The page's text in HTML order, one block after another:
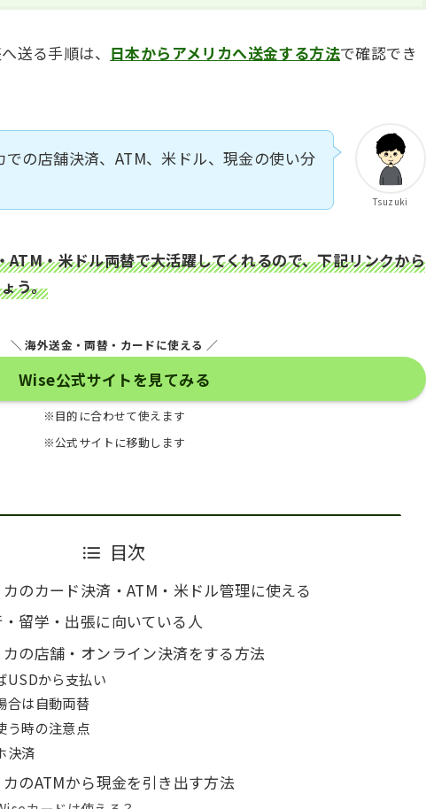
送る手順は、 日本からアメリカへ送金する方法で確認でき
Tsuzuki
での店舗決済、ATM、米ドル、現金の使い分
・米ドル両替で大活躍してくれるので、下記リンクから
う。
＼ 海外送金・両替・カードに使える ／
Wise公式サイトを見てみる
※目的に合わせて使えます
※公式サイトに移動します
目次
のカード決済・ATM・米ドル管理に使える
留学・出張に向いている人
の店舗・オンライン決済をする方法
USDから支払い
合は自動両替
う時の注意点
決済
のATMから現金を引き出す方法